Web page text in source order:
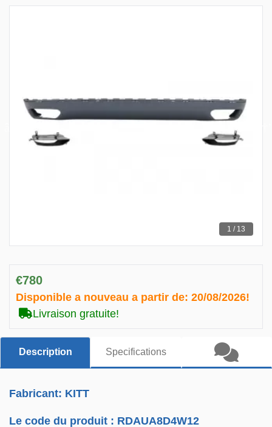
1 / 13
€780
Disponible a nouveau a partir de: 20/08/2026!
Livraison gratuite!
Description Specifications
Fabricant: KITT
Le code du produit : RDAUA8D4W12